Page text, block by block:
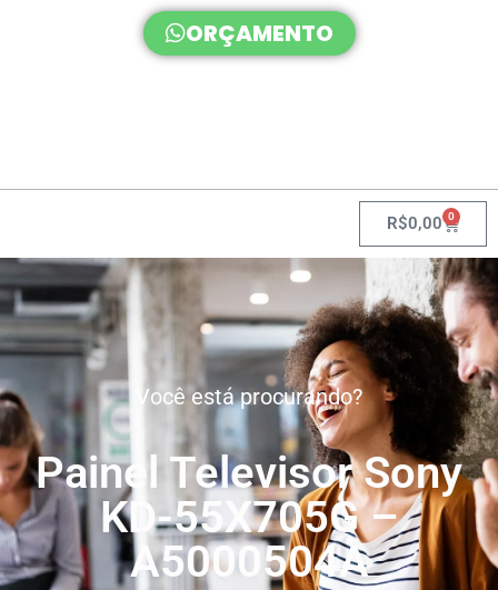
ORÇAMENTO
R$0,00 0
Você está procurando?
Painel Televisor Sony
KD-55X705G –
A5000504A